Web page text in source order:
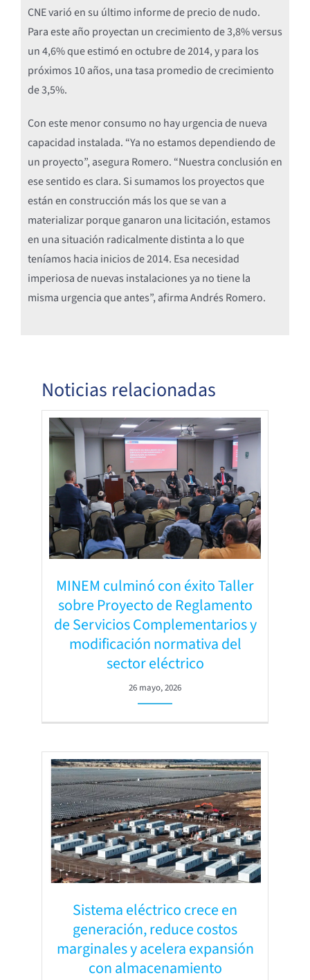
CNE varió en su último informe de precio de nudo.
Para este año proyectan un crecimiento de 3,8% versus
un 4,6% que estimó en octubre de 2014, y para los
próximos 10 años, una tasa promedio de crecimiento
de 3,5%.
Con este menor consumo no hay urgencia de nueva
capacidad instalada. “Ya no estamos dependiendo de
un proyecto”, asegura Romero. “Nuestra conclusión en
ese sentido es clara. Si sumamos los proyectos que
están en construcción más los que se van a
materializar porque ganaron una licitación, estamos
en una situación radicalmente distinta a lo que
teníamos hacia inicios de 2014. Esa necesidad
imperiosa de nuevas instalaciones ya no tiene la
misma urgencia que antes”, afirma Andrés Romero.
Noticias relacionadas
MINEM culminó con éxito Taller
sobre Proyecto de Reglamento
de Servicios Complementarios y
modificación normativa del
sector eléctrico
26 mayo, 2026
Sistema eléctrico crece en
generación, reduce costos
marginales y acelera expansión
con almacenamiento